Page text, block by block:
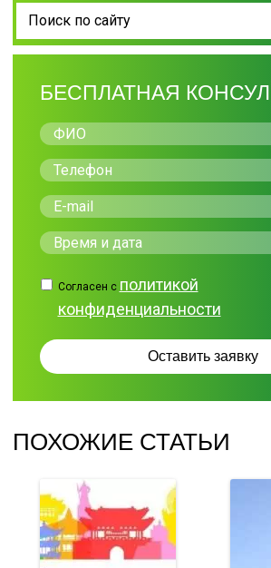
БЕСПЛАТНАЯ
Согласен с политикой
конфиденциальности
ПОХОЖИЕ СТАТЬИ